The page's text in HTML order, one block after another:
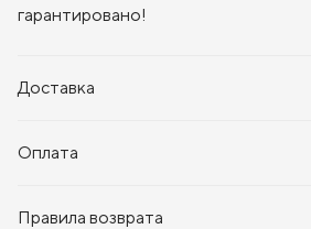
гарантировано!
Доставка
Оплата
Правила возврата